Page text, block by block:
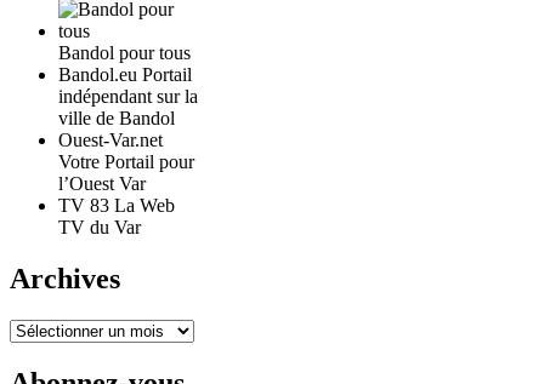
Bandol pour tous
Bandol.eu Portail
indépendant sur la
ville de Bandol
Ouest-Var.net
Votre Portail pour
l’Ouest Var
TV 83 La Web
TV du Var
Archives
Archives